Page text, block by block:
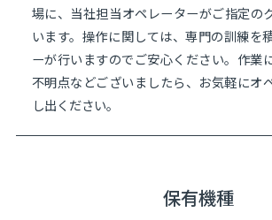
場に、当社担当オペレーターがご指定の
います。操作に関しては、専門の訓練を
ーが行いますのでご安心ください。作業
不明点などございましたら、お気軽にオ
し出ください。
保有機種